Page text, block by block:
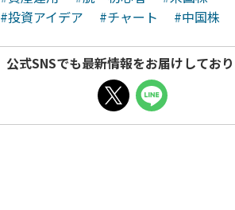
#投資アイデア
#チャート #中国株
公式SNSでも最新情報をお届けしてお